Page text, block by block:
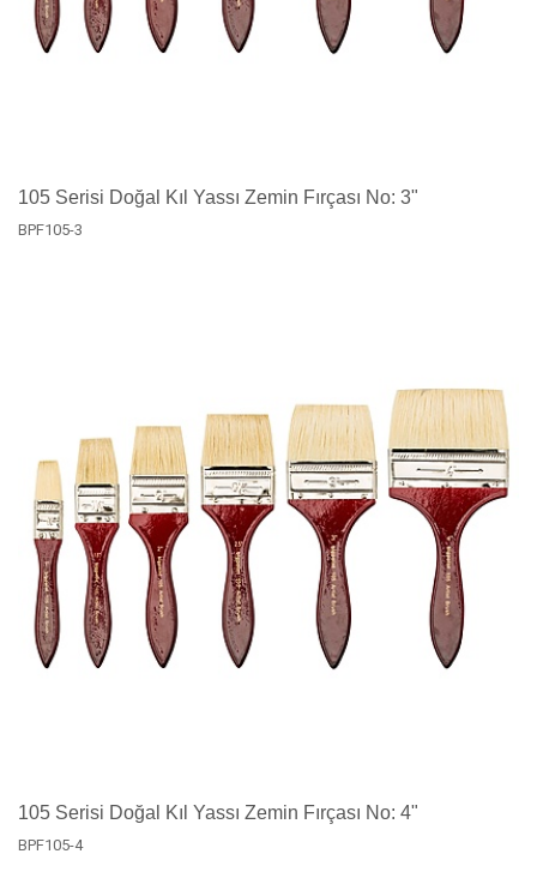
105 Serisi Doğal Kıl Yassı Zemin Fırçası No: 3"
BPF105-3
105 Serisi Doğal Kıl Yassı Zemin Fırçası No: 4"
BPF105-4